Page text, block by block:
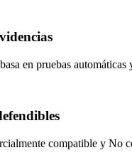
en pruebas
compatible y No